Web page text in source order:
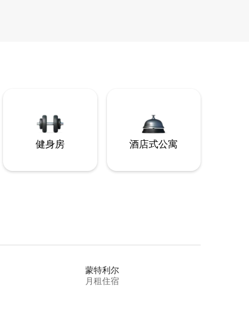
健身房 酒店式公寓
蒙特利尔
月租住宿